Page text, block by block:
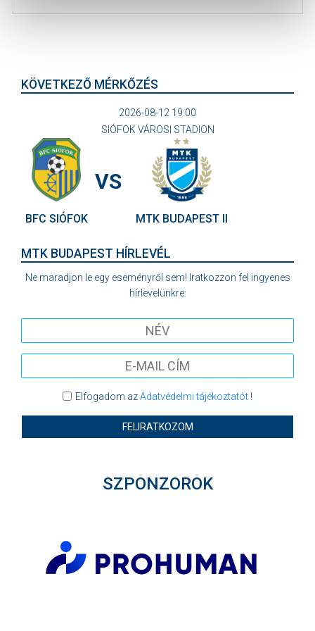
KÖVETKEZŐ MÉRKŐZÉS
2026-08-12 19:00
SIÓFOK VÁROSI STADION
BFC SIÓFOK
VS
MTK BUDAPEST II
MTK BUDAPEST HÍRLEVÉL
Ne maradjon le egy eseményről sem! Iratkozzon fel ingyenes
hírlevelünkre:
Elfogadom azAdatvédelmi tájékoztatót!
FELIRATKOZOM
SZPONZOROK